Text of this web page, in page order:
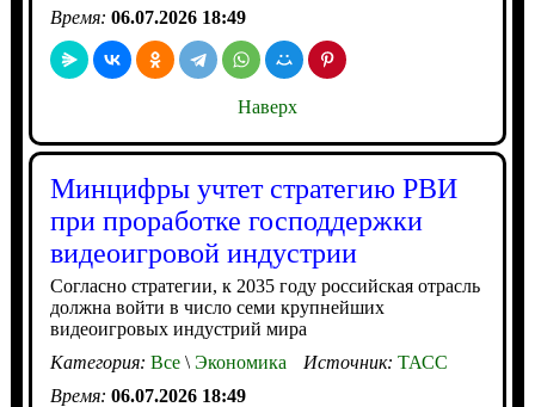
Время: 06.07.2026 18:49
Наверх
Минцифры учтет стратегию РВИ
при проработке господдержки
видеоигровой индустрии
Согласно стратегии, к 2035 году российская отрасль
должна войти в число семи крупнейших
видеоигровых индустрий мира
Категория: Все\Экономика Источник: ТАСС
Время: 06.07.2026 18:49